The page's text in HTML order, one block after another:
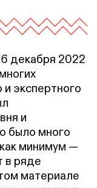
декабря 2022
экспертного
и
было много
минимум —
в ряде
материале